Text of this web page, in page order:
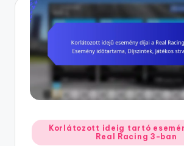
Posted
in
Korlátozott ideig tartó
Real Racing 3-ban